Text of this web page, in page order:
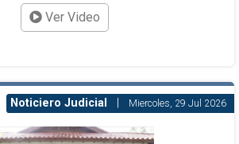
Ver Video
Noticiero Judicial Miercoles, 29 Jul 2026